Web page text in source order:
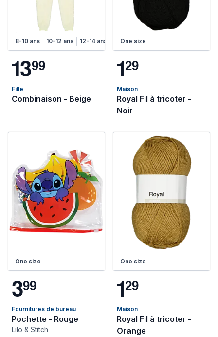
8-10 ans 10-12 ans 12-14 ans 14-16 ans
1399
Fille
Combinaison - Beige
One size
129
Maison
Royal Fil à tricoter -
Noir
One size
399
Fournitures de bureau
Pochette - Rouge
Lilo & Stitch
One size
129
Maison
Royal Fil à tricoter -
Orange